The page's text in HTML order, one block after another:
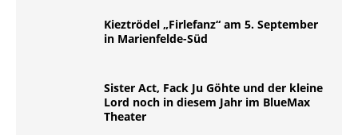
Kieztrödel „Firlefanz“ am 5. September
in Marienfelde-Süd
Sister Act, Fack Ju Göhte und der kleine
Lord noch in diesem Jahr im BlueMax
Theater